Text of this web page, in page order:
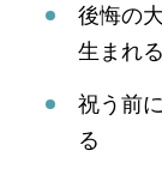
後悔の
生まれる
祝う前
る